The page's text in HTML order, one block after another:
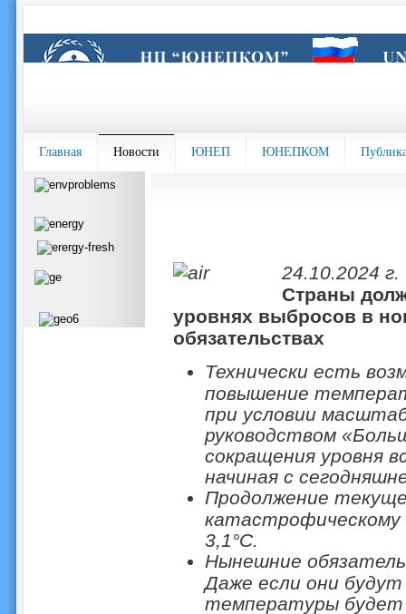
Главная Новости ЮНЕП ЮНЕПКОМ
24.10.2024 г.
Страны
уровнях выбросов в
обязательствах
Технически есть
повышение
при условии
руководством
сокращения уровня
начиная с
Продолжение
3,1°C.
Нынешние
Даже если они
температуры будет